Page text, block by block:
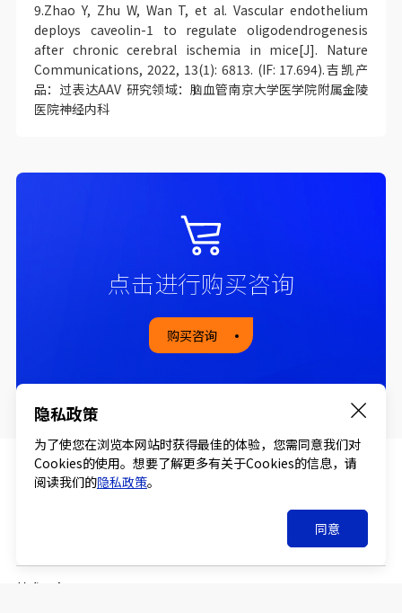
9.Zhao Y, Zhu W, Wan T, et al. Vascular endothelium
deploys caveolin-1 to regulate oligodendrogenesis
after chronic cerebral ischemia in mice[J]. Nature
Communications, 2022, 13(1): 6813. (IF: 17.694).吉凯产
品：过表达AAV 研究领域：脑血管南京大学医学院附属金陵
医院神经内科
点击进行购买咨询
购买咨询
隐私政策
为了使您在浏览本网站时获得最佳的体验，您需同意我们对
Cookies的使用。想要了解更多有关于Cookies的信息，请
阅读我们的隐私政策。
同意
技术平台